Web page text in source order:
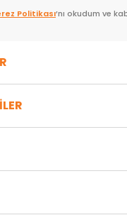
Politikası’nı okudum ve